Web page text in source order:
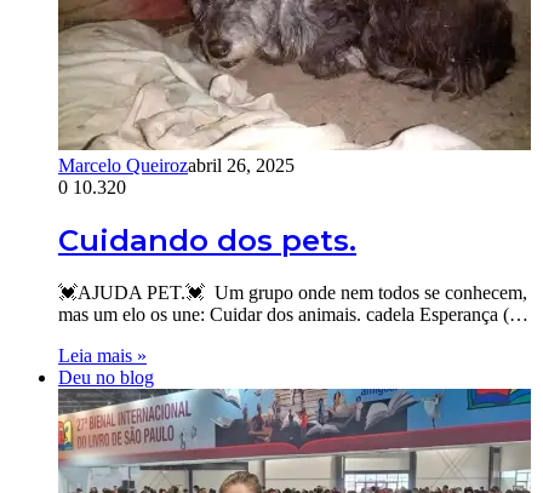
Marcelo Queirozabril 26, 2025
0 10.320
Cuidando dos pets.
💓AJUDA PET.💓 Um grupo onde nem todos se conhecem,
mas um elo os une: Cuidar dos animais. cadela Esperança (…
Leia mais »
Deu no blog